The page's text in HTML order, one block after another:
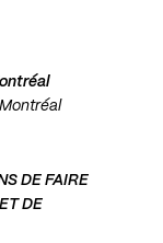
DE FAIRE
DE